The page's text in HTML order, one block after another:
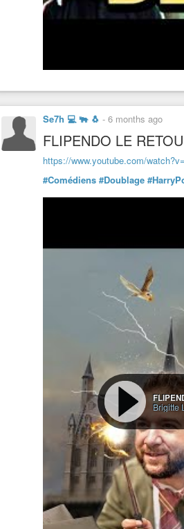
Se7h 💻 🐃 🐧 - 6 months ago
FLIPENDO LE
https://www.youtube.com/
#Comédiens #Doublage
Brigitte